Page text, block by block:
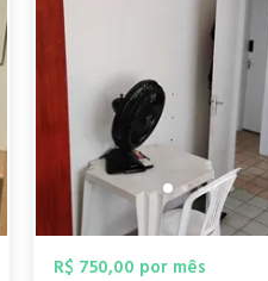
R$ 750,00 por mês